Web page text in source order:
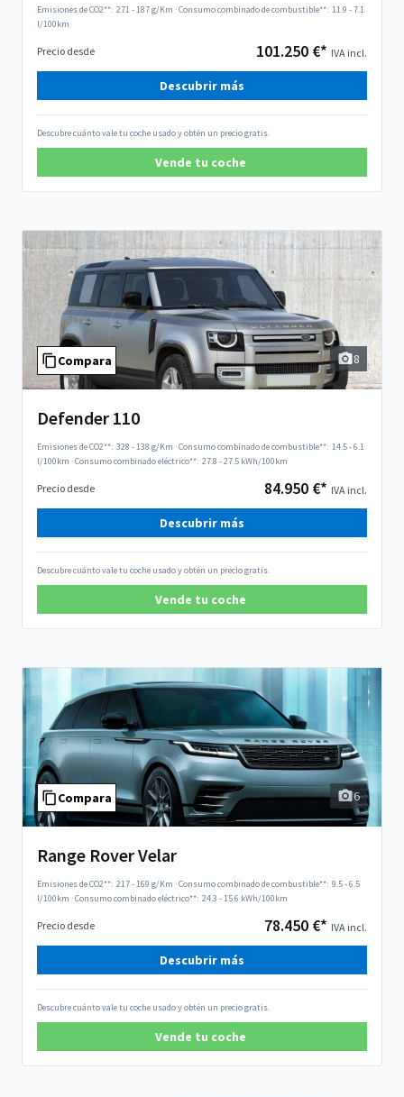
Emisiones de CO2**: 271 - 187 g/Km ·Consumo combinado de combustible**: 11.9 - 7.1
l/100km
Precio desde 101.250 €* IVA incl.
Descubrir más
Descubre cuánto vale tu coche usado y obtén un precio gratis.
Vende tu coche
Compara 8
Defender 110
Emisiones de CO2**: 328 - 138 g/Km ·Consumo combinado de combustible**: 14.5 - 6.1
l/100km ·Consumo combinado eléctrico**: 27.8 - 27.5 kWh/100km
Precio desde 84.950 €* IVA incl.
Descubrir más
Descubre cuánto vale tu coche usado y obtén un precio gratis.
Vende tu coche
Compara 6
Range Rover Velar
Emisiones de CO2**: 217 - 169 g/Km ·Consumo combinado de combustible**: 9.5 - 6.5
l/100km ·Consumo combinado eléctrico**: 24.3 - 15.6 kWh/100km
Precio desde 78.450 €* IVA incl.
Descubrir más
Descubre cuánto vale tu coche usado y obtén un precio gratis.
Vende tu coche